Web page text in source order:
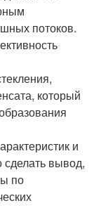
потоков.
который
и
сделать вывод,
по